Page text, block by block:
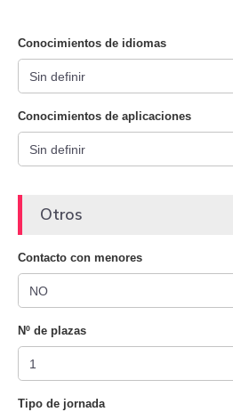
Conocimientos de idiomas
Conocimientos de aplicaciones
Otros
Contacto con menores
Nº de plazas
Tipo de jornada